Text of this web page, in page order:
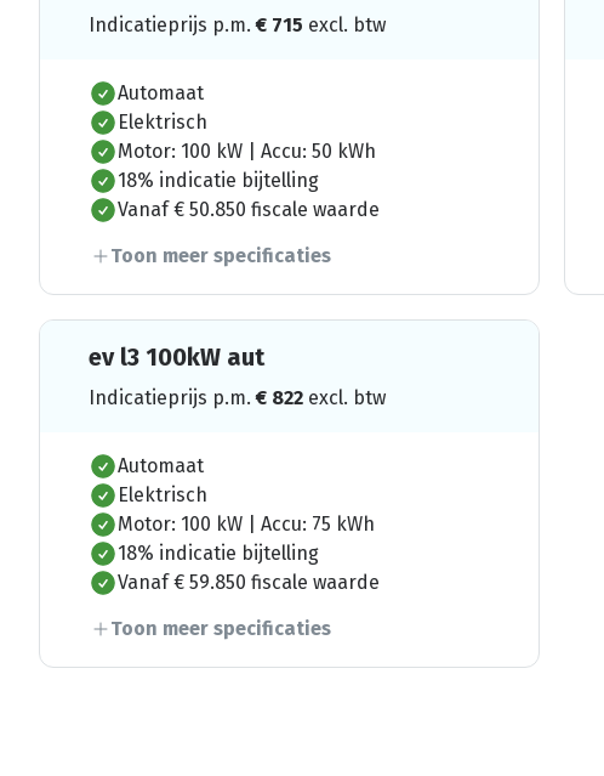
Indicatieprijs p.m.€ 715 excl. btw
Automaat
Elektrisch
Motor: 100 kW | Accu: 50 kWh
18% indicatie bijtelling
Vanaf € 50.850 fiscale waarde
Toon meer specificaties
ev l3 100kW aut
Indicatieprijs p.m.€ 822 excl. btw
Automaat
Elektrisch
Motor: 100 kW | Accu: 75 kWh
18% indicatie bijtelling
Vanaf € 59.850 fiscale waarde
Toon meer specificaties